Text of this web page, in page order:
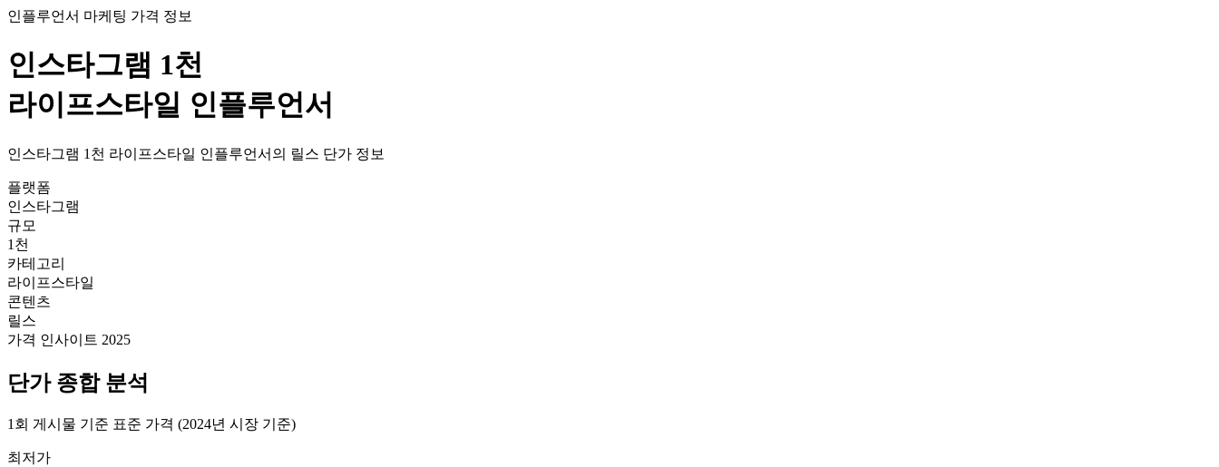
인플루언서 마케팅 가격 정보
인스타그램 1천
라이프스타일 인플루언서
인스타그램 1천 라이프스타일 인플루언서의 릴스 단가 정보
플랫폼
인스타그램
규모
1천
카테고리
라이프스타일
콘텐츠
릴스
가격 인사이트 2025
단가종합 분석
1회 게시물 기준 표준 가격 (2024년 시장 기준)
최저가